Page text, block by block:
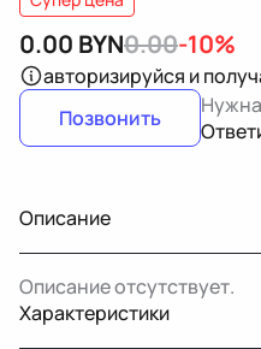
0.00 BYN0.00-10%
авторизируйся и
Позвонить
Описание
Описание отсутствует.
Характеристики